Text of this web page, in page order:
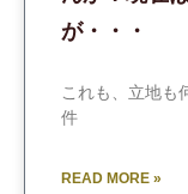
が・・・
これも、立地も
件
READ MORE »